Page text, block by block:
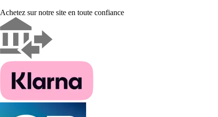
Achetez sur notre site en toute confiance